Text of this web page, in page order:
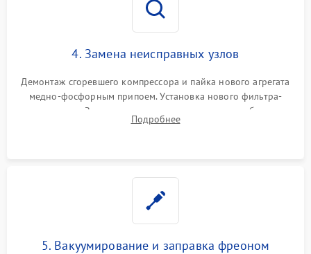
4. Замена неисправных узлов
Демонтаж сгоревшего компрессора и пайка нового агрегата
медно-фосфорным припоем. Установка нового фильтра-
осушителя. Замена изношенных вентиляторов обдува,
сломанных заслонок или поврежденных дверных петель.
Подробнее
5. Вакуумирование и заправка фреоном